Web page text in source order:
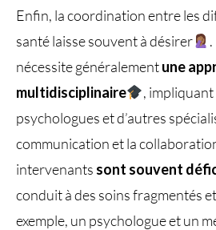
Enfin, la coordination entre les
santé laisse souvent à désirer
nécessite généralementune
multidisciplinaire
,
psychologues et d’autres
communication et la
intervenants sont souvent
conduit à des soins fragmentés
exemple, un psychologue et un